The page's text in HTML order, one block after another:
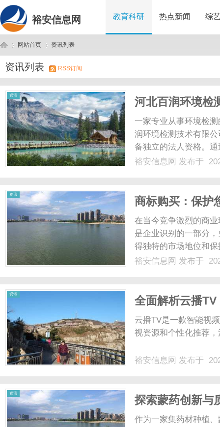
裕安信息网 教育科研 热点新闻 综
裕 ›
网站首页
›
资讯列表
资讯列表 RSS订阅
资讯
河北百润环境检
一家专业从事环境检
润环境检测技术有限
备独立的法人资格。
督局批准颁发的CMA
裕安信息网 发布于
资讯
商标购买：保护
在当今竞争激烈的商
是企业识别的一部分
得独特的市场地位和
标呢？本文将为您提
裕安信息网 发布于
资讯
全面解析云播
云播TV是一款智能视
视资源和个性化推荐
裕安信息网 发布于
资讯
探索蒙药创新与
业链发展模式
作为一家集药材种植